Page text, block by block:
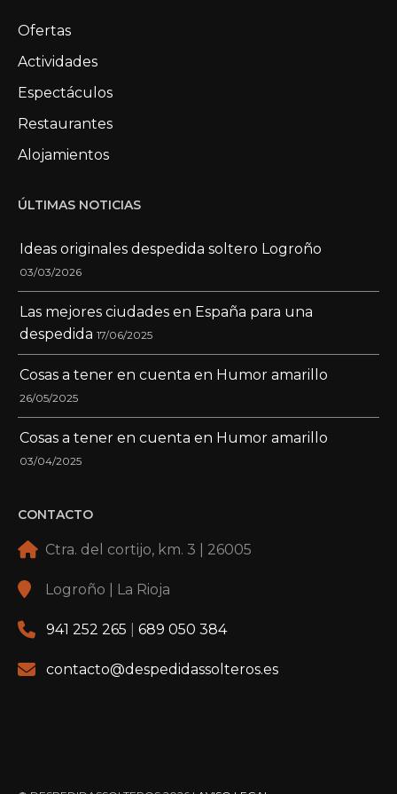
Ofertas
Actividades
Espectáculos
Restaurantes
Alojamientos
ÚLTIMAS NOTICIAS
Ideas originales despedida soltero Logroño
03/03/2026
Las mejores ciudades en España para una
despedida 17/06/2025
Cosas a tener en cuenta en Humor amarillo
26/05/2025
Cosas a tener en cuenta en Humor amarillo
03/04/2025
CONTACTO
Ctra. del cortijo, km. 3 | 26005
Logroño | La Rioja
941 252 265 689 050 384
contacto@despedidassolteros.es